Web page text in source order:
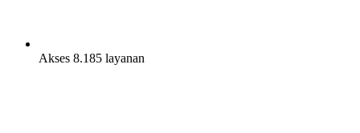
Akses 8.185 layanan